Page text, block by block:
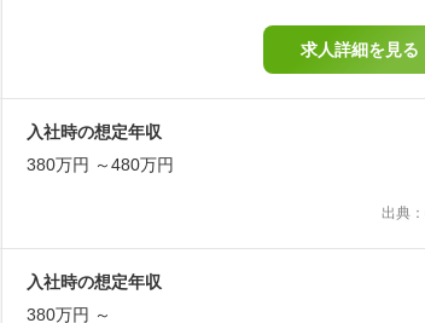
求人詳細を見る
入社時の想定年収
380万円 ～480万円
出典
入社時の想定年収
380万円 ～